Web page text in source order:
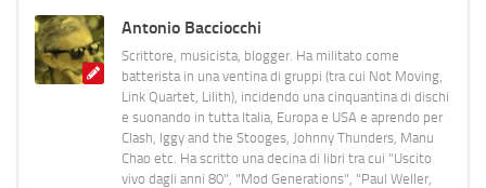
Antonio Bacciocchi
Scrittore, musicista, blogger. Ha militato come
batterista in una ventina di gruppi (tra cui Not Moving,
Link Quartet, Lilith), incidendo una cinquantina di dischi
e suonando in tutta Italia, Europa e USA e aprendo per
Clash, Iggy and the Stooges, Johnny Thunders, Manu
Chao etc. Ha scritto una decina di libri tra cui "Uscito
vivo dagli anni 80", "Mod Generations", "Paul Weller,